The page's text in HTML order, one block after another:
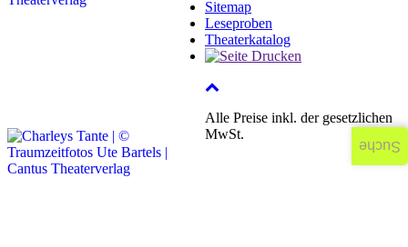
Sitemap
Leseproben
Theaterkatalog
Alle Preise inkl. der gesetzlichen
MwSt.
Suche